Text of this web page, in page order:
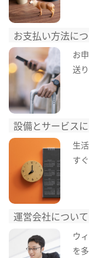
お支払い方法に
お
送
設備とサービス
生
す
運営会社について
ウ
を